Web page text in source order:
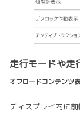
走行モードや走
オフロードコンテンツ
ディスプレイ内に